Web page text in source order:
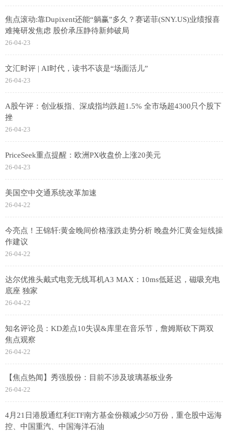
焦点滚动:靠Dupixent还能“躺赢”多久？赛诺菲(SNY.US)业绩报喜
难掩研发焦虑 股价承压静待新帅破局
26-04-23
文汇时评 | AI时代，读书不该是“场面活儿”
26-04-23
A股午评：创业板指、深成指均跌超1.5% 全市场超4300只个股下
挫
26-04-23
PriceSeek重点提醒：欧洲PX收盘价上涨20美元
26-04-23
美国空中交通系统改革加速
26-04-22
今亮点！王锦轩:黄金晚间价格涨跌走势分析 晚盘外汇黄金短线操
作建议
26-04-22
达尔优推头戴式电竞无线耳机A3 MAX：10ms低延迟，磁吸充电
底座 独家
26-04-22
知名评论员：KD差点10失误&库里在音乐节，詹姆斯砍下两双
焦点观察
26-04-22
【焦点热闻】秀强股份：目前不涉及玻璃基板业务
26-04-22
4月21日港股通红利ETF南方基金份额减少50万份，重仓股中远海
控、中国重汽、中国海洋石油